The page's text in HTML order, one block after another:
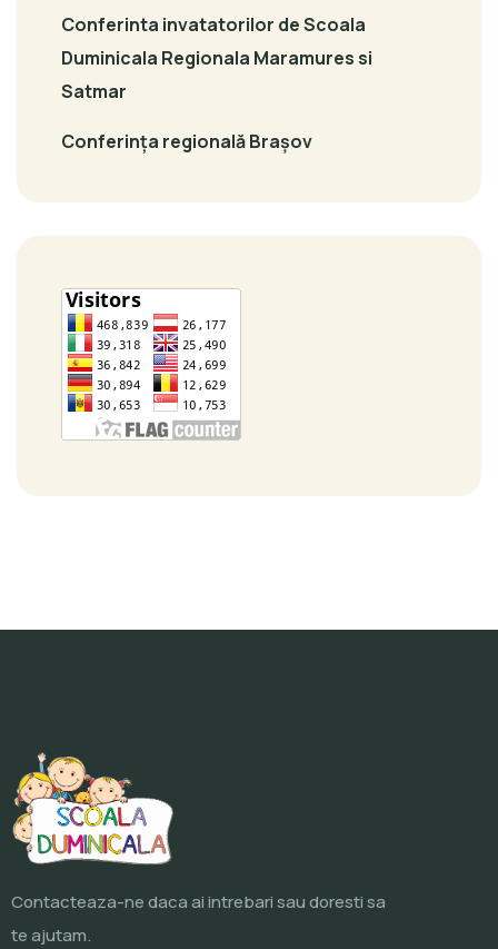
Conferinta invatatorilor de Scoala
Duminicala Regionala Maramures si
Satmar
Conferința regională Brașov
Contacteaza-ne daca ai intrebari sau doresti sa
te ajutam.